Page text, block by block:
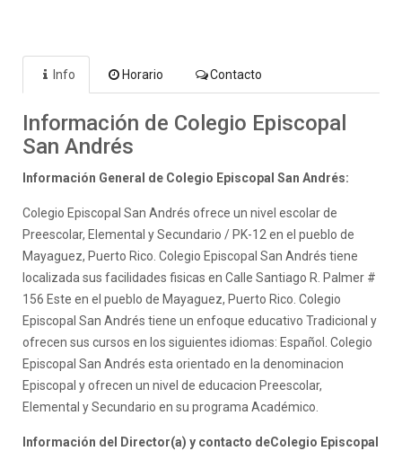
Info Horario Contacto
Información de Colegio Episcopal
San Andrés
Información General de Colegio Episcopal San Andrés:
Colegio Episcopal San Andrés ofrece un nivel escolar de
Preescolar, Elemental y Secundario / PK-12 en el pueblo de
Mayaguez, Puerto Rico. Colegio Episcopal San Andrés tiene
localizada sus facilidades fisicas en Calle Santiago R. Palmer #
156 Este en el pueblo de Mayaguez, Puerto Rico. Colegio
Episcopal San Andrés tiene un enfoque educativo Tradicional y
ofrecen sus cursos en los siguientes idiomas: Español. Colegio
Episcopal San Andrés esta orientado en la denominacion
Episcopal y ofrecen un nivel de educacion Preescolar,
Elemental y Secundario en su programa Académico.
Información del Director(a) y contacto deColegio Episcopal